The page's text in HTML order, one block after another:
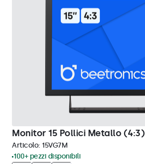
Monitor 15 Pollici Metallo (4:3)
Articolo: 15VG7M
100+ pezzi disponibili